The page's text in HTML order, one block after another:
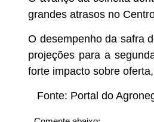
grandes atrasos no
O desempenho da safra
projeções para a
forte impacto sobre
Fonte: Portal do